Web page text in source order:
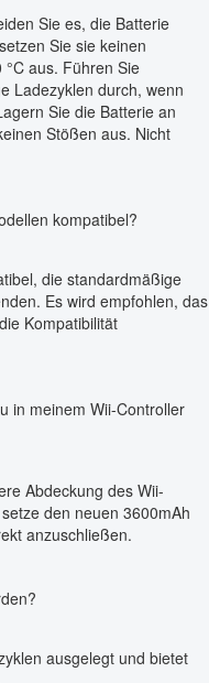
Sie es, die Batterie
Sie sie keinen
aus. Führen Sie
Ladezyklen durch, wenn
Sie die Batterie an
Stößen aus. Nicht
kompatibel?
die standardmäßige
Es wird empfohlen, das
Kompatibilität
in meinem Wii-Controller
Abdeckung des Wii-
den neuen 3600mAh
anzuschließen.
ausgelegt und bietet